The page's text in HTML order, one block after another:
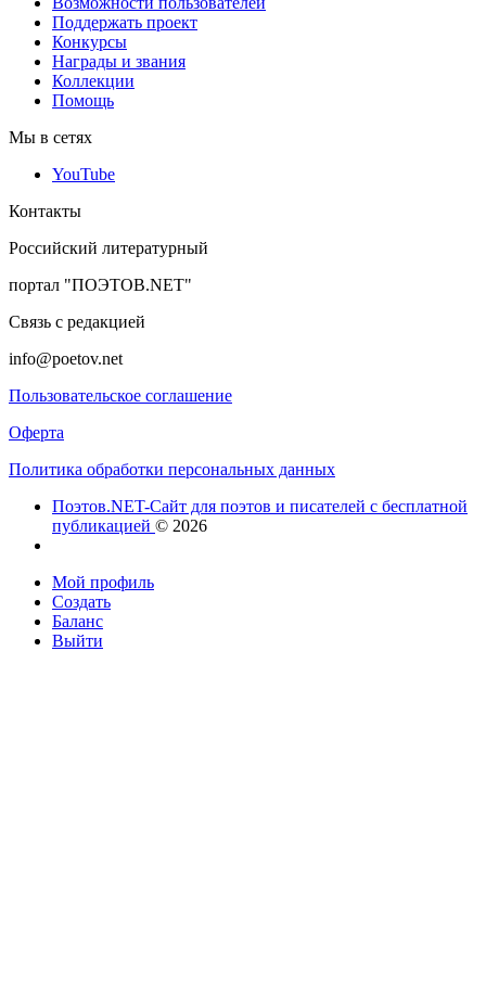
Поддержать проект
Конкурсы
Награды и звания
Коллекции
Помощь
Мы в сетях
YouTube
Контакты
Российский литературный
портал "ПОЭТОВ.NET"
Связь с редакцией
info@poetov.net
Пользовательское соглашение
Оферта
Политика обработки персональных данных
Поэтов.NET-Сайт для поэтов и писателей с бесплатной
публикацией © 2026
Мой профиль
Создать
Баланс
Выйти